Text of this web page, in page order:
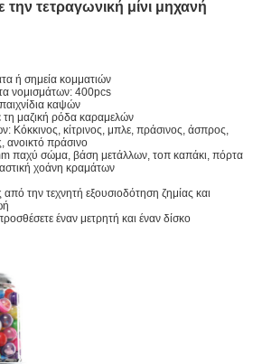
τετραγωνική μίνι μηχανή
ή σημεία κομματιών
νομισμάτων: 400pcs
καψών
μαζική ρόδα καραμελών
Κόκκινος, κίτρινος, μπλε, πράσινος, άσπρος,
ανοικτό πράσινο
παχύ σώμα, βάση μετάλλων, τοπ καπάκι, πόρτα
χοάνη κραμάτων
την τεχνητή εξουσιοδότηση ζημίας και
έναν μετρητή και έναν δίσκο